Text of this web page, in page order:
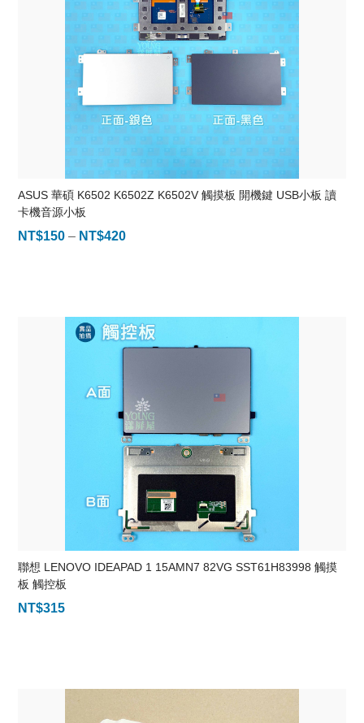
ASUS 華碩 K6502 K6502Z K6502V 觸摸板 開機鍵 USB小板 讀
卡機音源小板
NT$150 – NT$420價
到
NT$420
聯想 LENOVO IDEAPAD 1 15AMN7 82VG SST61H83998 觸摸
板 觸控板
NT$315